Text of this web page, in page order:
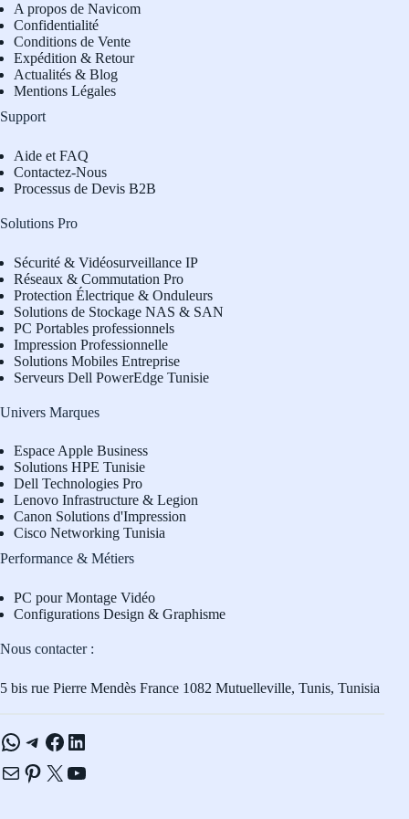
A propos de Navicom
Confidentialité
Conditions de Vente
Expédition & Retour
Actualités & Blog
Mentions Légales
Support
Aide et FAQ
Contactez-Nous
Processus de Devis B2B
Solutions Pro
Sécurité & Vidéosurveillance IP
Réseaux & Commutation Pro
Protection Électrique & Onduleurs
Solutions de Stockage NAS & SAN
PC Portables professionnels
Impression Professionnelle
Solutions Mobiles Entreprise
Serveurs Dell PowerEdge Tunisie
Univers Marques
Espace Apple Business
Solutions HPE Tunisie
Dell Technologies Pro
Lenovo Infrastructure & Legion
Canon Solutions d'Impression
Cisco Networking Tunisia
Performance & Métiers
PC pour Montage Vidéo
Configurations Design & Graphisme
Nous contacter :
5 bis rue Pierre Mendès France 1082 Mutuelleville, Tunis, Tunisia
WhatsApp
Telegram
Facebook
LinkedIn
E-mailPinterest
X YouTube